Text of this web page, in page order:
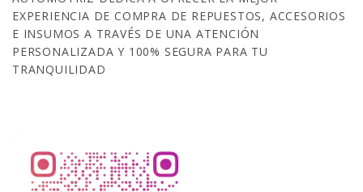
EXPERIENCIA DE COMPRA DE REPUESTOS, ACCESORIOS
E INSUMOS A TRAVÉS DE UNA ATENCIÓN
PERSONALIZADA Y 100% SEGURA PARA TU
TRANQUILIDAD